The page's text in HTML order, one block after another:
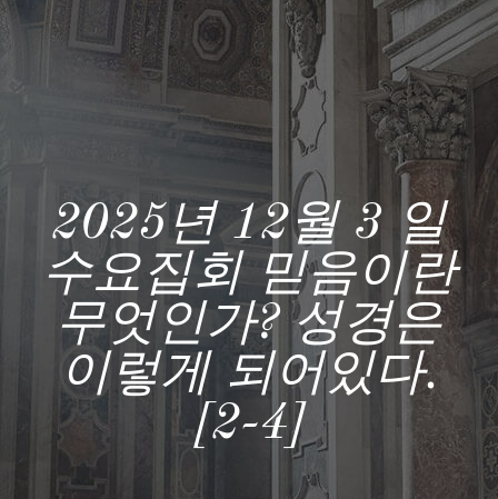
2025년 12월 3 일
수요집회 믿음이란
무엇인가? 성경은
이렇게 되어있다.
[2-4]